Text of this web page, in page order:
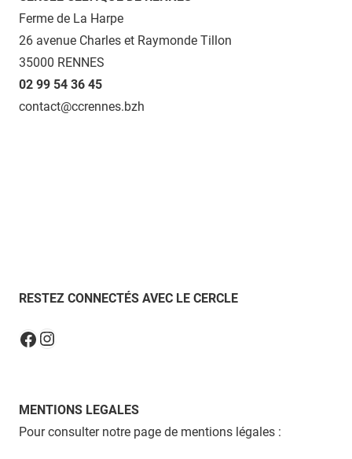
Ferme de La Harpe
26 avenue Charles et Raymonde Tillon
35000 RENNES
02 99 54 36 45
contact@ccrennes.bzh
RESTEZ CONNECTÉS AVEC LE CERCLE
Facebook
Instagram
MENTIONS LEGALES
Pour consulter notre page de mentions légales :